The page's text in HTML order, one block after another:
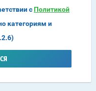
с Политикой
категориям и